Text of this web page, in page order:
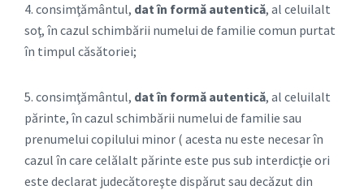
4. consimţământul, dat în formă autentică, al celuilalt
soţ, în cazul schimbării numelui de familie comun purtat
în timpul căsătoriei;
5. consimţământul, dat în formă autentică, al celuilalt
părinte, în cazul schimbării numelui de familie sau
prenumelui copilului minor ( acesta nu este necesar în
cazul în care celălalt părinte este pus sub interdicţie ori
este declarat judecătoreşte dispărut sau decăzut din